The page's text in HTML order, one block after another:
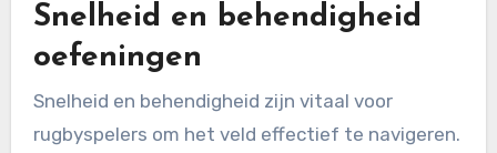
Snelheid en behendigheid
oefeningen
Snelheid en behendigheid zijn vitaal voor
rugbyspelers om het veld effectief te navigeren.